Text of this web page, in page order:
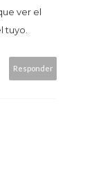
ver el
tuyo.
Responder